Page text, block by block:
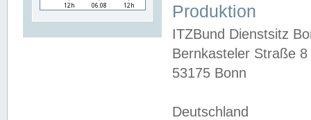
Produktion
ITZBund Dienstsitz
Bernkasteler Straße 8
53175 Bonn
Deutschland